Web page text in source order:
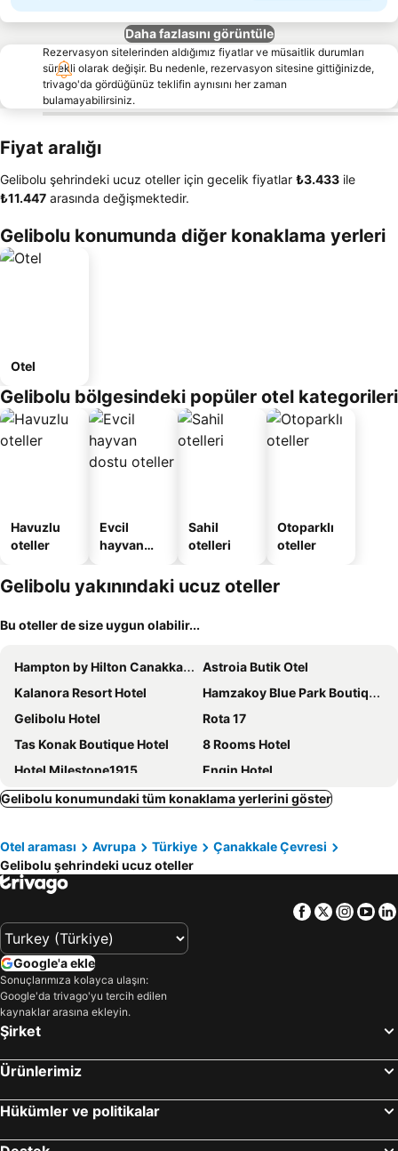
Daha fazlasını görüntüle
Rezervasyon sitelerinden aldığımız fiyatlar ve müsaitlik durumları
sürekli olarak değişir. Bu nedenle, rezervasyon sitesine gittiğinizde,
trivago'da gördüğünüz teklifin aynısını her zaman
bulamayabilirsiniz.
Fiyat aralığı
Gelibolu şehrindeki ucuz oteller için gecelik fiyatlar ‎₺3.433 ile
‎₺11.447 arasında değişmektedir.
Gelibolu konumunda diğer konaklama yerleri
Otel
Gelibolu bölgesindeki popüler otel kategorileri
Havuzlu
oteller
Evcil
hayvan
oteller
Sahil
otelleri
Otoparklı
oteller
Gelibolu yakınındaki ucuz oteller
Bu oteller de size uygun olabilir...
Hampton by Hilton Canakkale Gallipoli
Astroia Butik Otel
Kalanora Resort Hotel
Hamzakoy Blue Park Boutique Hotel
Gelibolu Hotel
Rota 17
Tas Konak Boutique Hotel
8 Rooms Hotel
Hotel Milestone1915
Engin Hotel
Flora Hotel
Gundogdu Otel
Coskun Otel Sarkoy
Hotel Mercan
MİDİS PARK OTEL Şarköy
Gelibolu konumundaki tüm konaklama yerlerini göster
Otel araması Avrupa Türkiye
Çanakkale Çevresi
Gelibolu şehrindeki ucuz oteller
Facebook
Twitter
Google'a ekle
Sonuçlarımıza kolayca ulaşın:
Google'da trivago'yu tercih edilen
kaynaklar arasına ekleyin.
Şirket
Ürünlerimiz
Hükümler ve politikalar